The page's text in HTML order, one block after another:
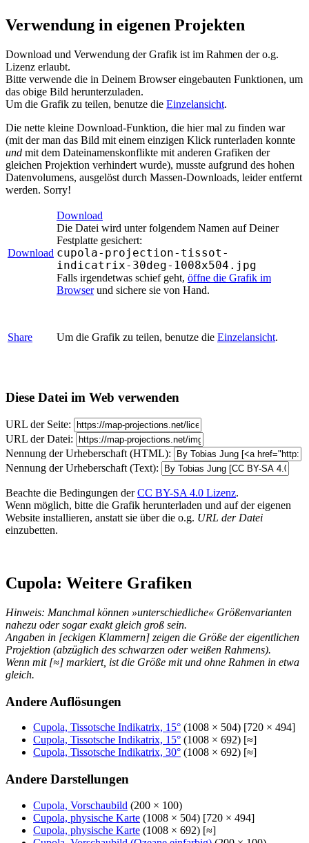
Verwendung in eigenen Projekten
Download und Verwendung der Grafik ist im Rahmen der o.g.
Lizenz erlaubt.
Bitte verwende die in Deinem Browser eingebauten Funktionen, um
das obige Bild herunterzuladen.
Um die Grafik zu teilen, benutze die Einzelansicht.
Die nette kleine Download-Funktion, die hier mal zu finden war
(mit der man das Bild mit einem einzigen Klick runterladen konnte
und mit dem Dateinamenskonflikte mit anderen Grafiken der
gleichen Projektion verhindert wurde), musste aufgrund des hohen
Datenvolumens, ausgelöst durch Massen-Downloads, leider entfernt
werden. Sorry!
Download
Download
Die Datei wird unter folgendem Namen auf Deiner
Festplatte gesichert:
cupola-projection-tissot-
indicatrix-30deg-1008x504.jpg
Falls irgendetwas schief geht, öffne die Grafik im
Browserund sichere sie von Hand.
Share Um die Grafik zu teilen, benutze die Einzelansicht.
Diese Datei im Web verwenden
URL der Seite:
URL der Datei:
Nennung der Urheberschaft (HTML):
Nennung der Urheberschaft (Text):
Beachte die Bedingungen derCC BY-SA 4.0 Lizenz.
Wenn möglich, bitte die Grafik herunterladen und auf der eigenen
Website installieren, anstatt sie über die o.g. URL der Datei
einzubetten.
Cupola: Weitere Grafiken
Hinweis: Manchmal können »unterschiedliche« Größenvarianten
nahezu oder sogar exakt gleich groß sein.
Angaben in [eckigen Klammern] zeigen die Größe der eigentlichen
Projektion (abzüglich des schwarzen oder weißen Rahmens).
Wenn mit [≈] markiert, ist die Größe mit und ohne Rahmen in etwa
gleich.
Andere Auflösungen
Cupola, Tissotsche Indikatrix, 15° (1008 × 504) [720 × 494]
Cupola, Tissotsche Indikatrix, 15° (1008 × 692) [≈]
Cupola, Tissotsche Indikatrix, 30° (1008 × 692) [≈]
Andere Darstellungen
Cupola, Vorschaubild (200 × 100)
Cupola, physische Karte (1008 × 504) [720 × 494]
Cupola, physische Karte (1008 × 692) [≈]